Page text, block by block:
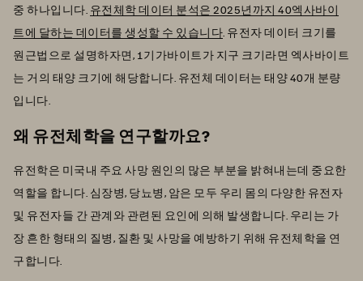
중 하나입니다. 유전체학 데이터 분석은 2025년까지 40엑사바이
트에 달하는 데이터를 생성할 수 있습니다 . 유전자 데이터 크기를
원근법으로 설명하자면, 1기가바이트가 지구 크기라면 엑사바이트
는 거의 태양 크기에 해당합니다. 유전체 데이터는 태양 40개 분량
입니다.
왜 유전체학을 연구할까요?
유전학은 미국내 주요 사망 원인의 많은 부분을 밝혀내는데 중요한
역할을 합니다. 심장병, 당뇨병, 암은 모두 우리 몸의 다양한 유전자
및 유전자들 간 관계와 관련된 요인에 의해 발생합니다. 우리는 가
장 흔한 형태의 질병, 질환 및 사망을 예방하기 위해 유전체학을 연
구합니다.